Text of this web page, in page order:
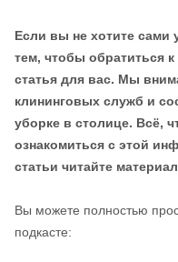
Если вы не хотите сами
тем, чтобы обратиться
статья для вас. Мы
клининговых служб и
уборке в столице. Всё,
ознакомиться с этой
статьи читайте
Вы можете полностью
подкасте: